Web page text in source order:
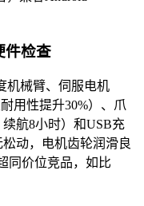
件检查
机械臂、伺服电机
用性提升30%）、爪
航8小时）和USB充
动，电机齿轮润滑良
同价位竞品，如比